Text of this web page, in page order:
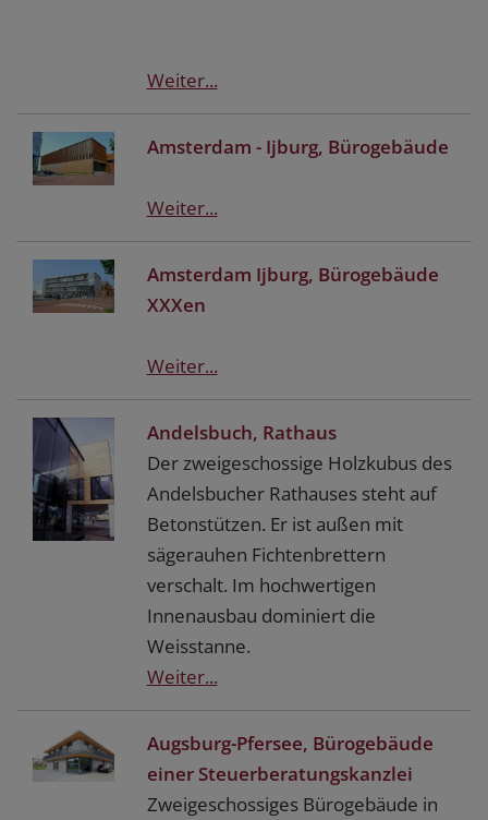
Weiter...
Amsterdam - Ijburg, Bürogebäude
Weiter...
Amsterdam Ijburg, Bürogebäude
XXXen
Weiter...
Andelsbuch, Rathaus
Der zweigeschossige Holzkubus des
Andelsbucher Rathauses steht auf
Betonstützen. Er ist außen mit
sägerauhen Fichtenbrettern
verschalt. Im hochwertigen
Innenausbau dominiert die
Weisstanne.
Weiter...
Augsburg-Pfersee, Bürogebäude
einer Steuerberatungskanzlei
Zweigeschossiges Bürogebäude in